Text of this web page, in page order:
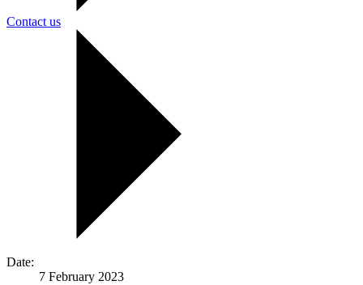
Contact us
Date:
7 February 2023